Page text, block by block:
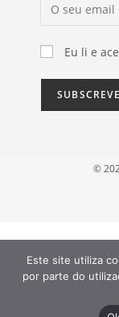
Eu li e
©
Este site utiliza
por parte do